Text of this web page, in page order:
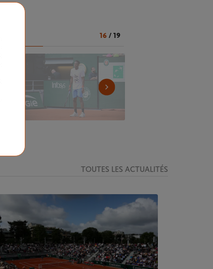
16/ 19
TOUTES LES ACTUALITÉS